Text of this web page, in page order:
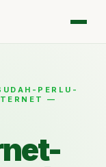
PERLU-
—